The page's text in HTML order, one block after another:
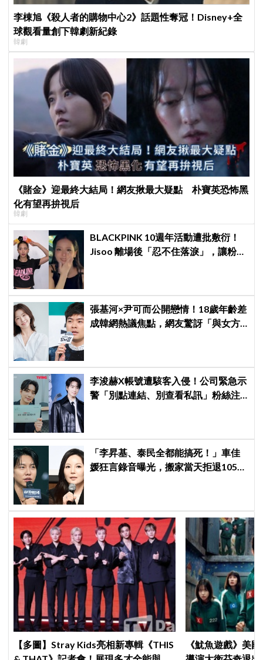
李棟旭《殺人者的購物中心2》話題性奪冠！Disney+全
球觀看量創下韓劇新紀錄
韓劇
《賭金》迎最終大結局！網友揪最大疑點 朴寶英恐怖黑
化有望再拚視后
韓劇
BLACKPINK 10週年活動遭批敷衍！
Jisoo 離場後「忍不住落淚」，讓粉絲
張基河×尹可而公開戀情！18歲年齡差
成韓網熱議焦點，網友驚訝「與女方
李浚赫X帳號遭駭客入侵！公司緊急示
警「別點連結、別查看私訊」粉絲注
「李昇基、泰民全都能搞死！」車佳
媛狂言錄音曝光，搬家當天拒退105億
【多圖】Stray Kids亮相新專輯《THIS
《魷魚遊戲》美